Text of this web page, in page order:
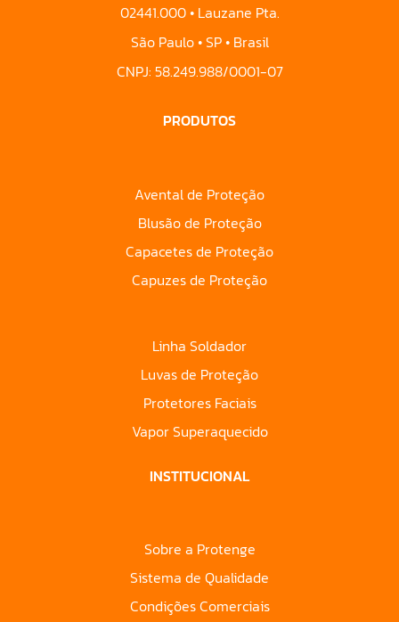
02441.000 • Lauzane Pta.
São Paulo • SP • Brasil
CNPJ: 58.249.988/0001-07
PRODUTOS
Avental de Proteção
Blusão de Proteção
Capacetes de Proteção
Capuzes de Proteção
Linha Soldador
Luvas de Proteção
Protetores Faciais
Vapor Superaquecido
INSTITUCIONAL
Sobre a Protenge
Sistema de Qualidade
Condições Comerciais